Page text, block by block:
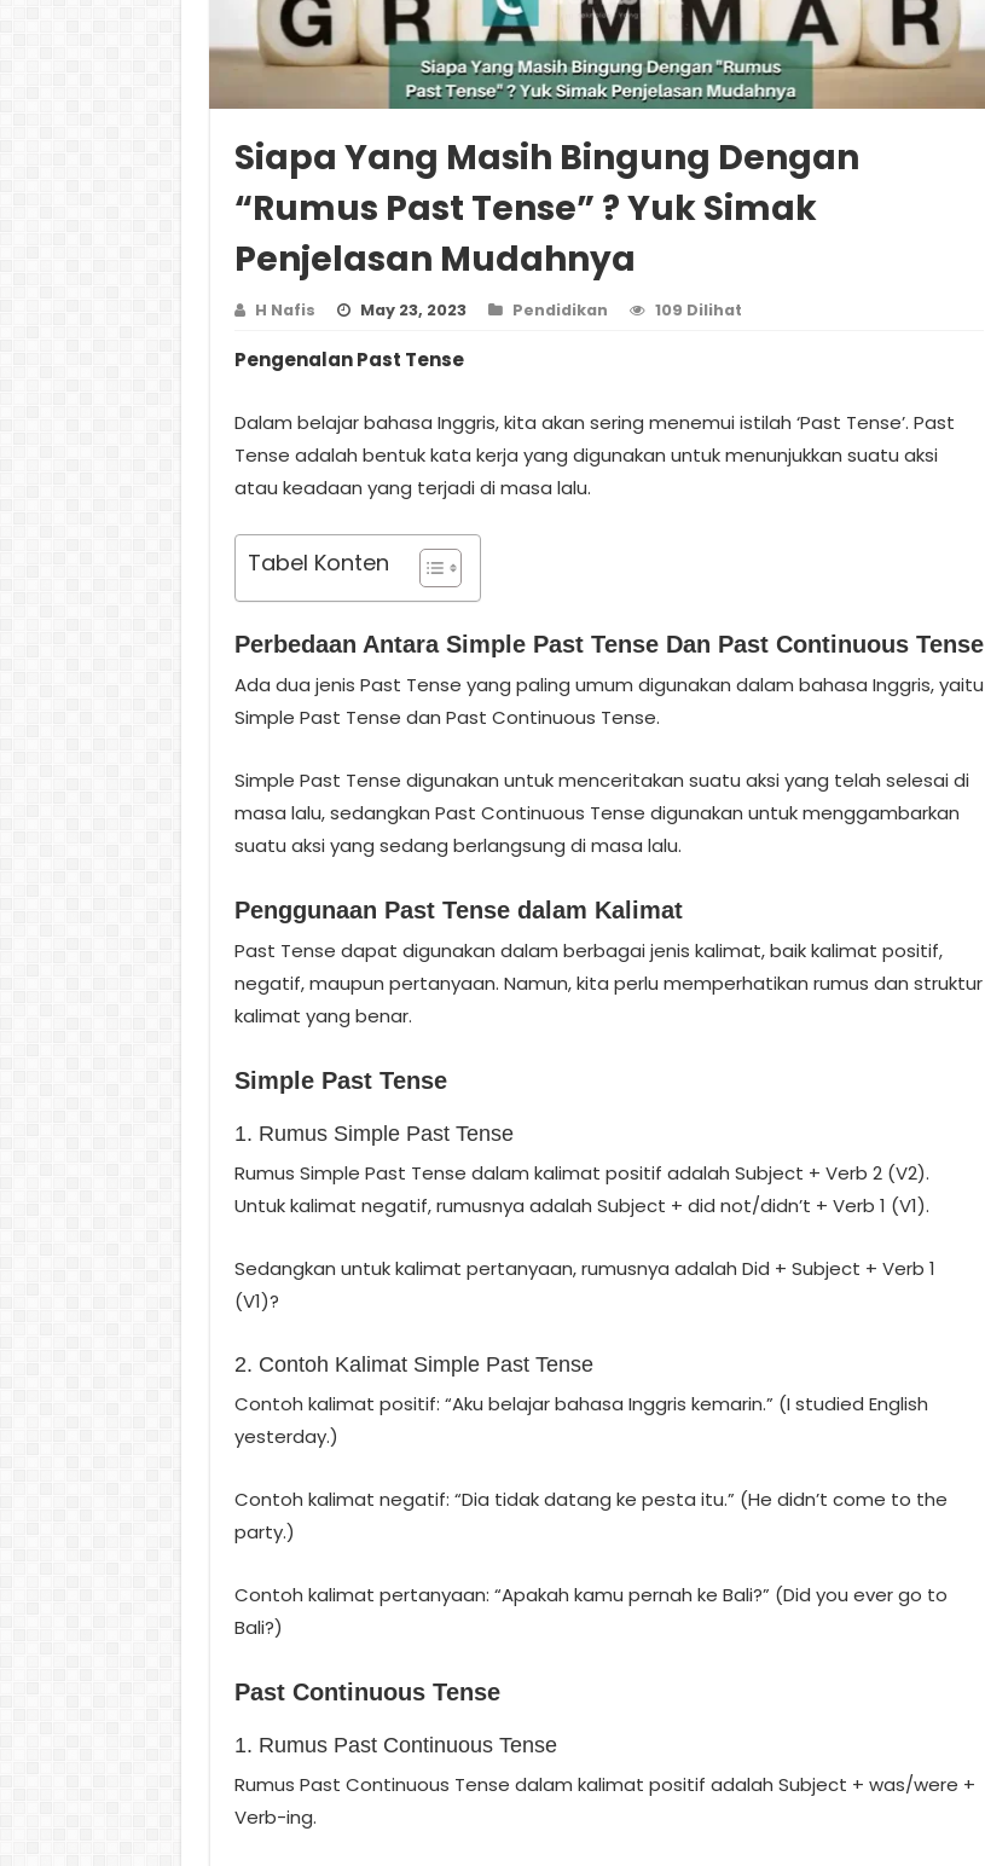
Siapa Yang Masih Bingung Dengan
“Rumus Past Tense” ? Yuk Simak
Penjelasan Mudahnya
H Nafis May 23, 2023 Pendidikan 109 Dilihat
Pengenalan Past Tense
Dalam belajar bahasa Inggris, kita akan sering menemui istilah ‘Past Tense’. Past
Tense adalah bentuk kata kerja yang digunakan untuk menunjukkan suatu aksi
atau keadaan yang terjadi di masa lalu.
Tabel Konten
Perbedaan Antara Simple Past Tense Dan Past Continuous Tense
Ada dua jenis Past Tense yang paling umum digunakan dalam bahasa Inggris, yaitu
Simple Past Tense dan Past Continuous Tense.
Simple Past Tense digunakan untuk menceritakan suatu aksi yang telah selesai di
masa lalu, sedangkan Past Continuous Tense digunakan untuk menggambarkan
suatu aksi yang sedang berlangsung di masa lalu.
Penggunaan Past Tense dalam Kalimat
Past Tense dapat digunakan dalam berbagai jenis kalimat, baik kalimat positif,
negatif, maupun pertanyaan. Namun, kita perlu memperhatikan rumus dan struktur
kalimat yang benar.
Simple Past Tense
1. Rumus Simple Past Tense
Rumus Simple Past Tense dalam kalimat positif adalah Subject + Verb 2 (V2).
Untuk kalimat negatif, rumusnya adalah Subject + did not/didn’t + Verb 1 (V1).
Sedangkan untuk kalimat pertanyaan, rumusnya adalah Did + Subject + Verb 1
(V1)?
2. Contoh Kalimat Simple Past Tense
Contoh kalimat positif: “Aku belajar bahasa Inggris kemarin.” (I studied English
yesterday.)
Contoh kalimat negatif: “Dia tidak datang ke pesta itu.” (He didn’t come to the
party.)
Contoh kalimat pertanyaan: “Apakah kamu pernah ke Bali?” (Did you ever go to
Bali?)
Past Continuous Tense
1. Rumus Past Continuous Tense
Rumus Past Continuous Tense dalam kalimat positif adalah Subject + was/were +
Verb-ing.